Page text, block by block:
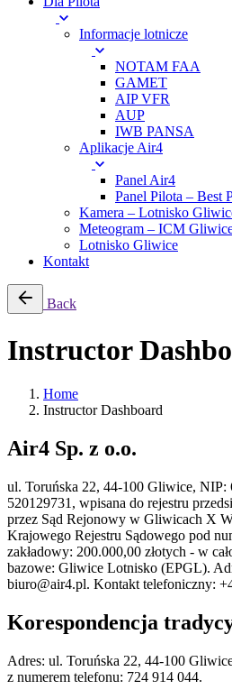
Informacje lotnicze
NOTAM FAA
GAMET
AIP VFR
AUP
IWB PANSA
Aplikacje Air4
Panel Air4
Panel Pilota – Best
Kamera – Lotnisko
Meteogram – ICM
Lotnisko Gliwice
Kontakt
Back
Instructor
Home
Instructor Dashboard
Air4 Sp. z o.o.
ul. Toruńska 22, 44-100 Gliwice,
520129731, wpisana do rejestru
przez Sąd Rejonowy w Gliwicach X
Krajowego Rejestru Sądowego pod
zakładowy: 200.000,00 złotych - w
bazowe: Gliwice Lotnisko (EPGL).
biuro@air4.pl. Kontakt telefoniczny:
Korespondencja
Adres: ul. Toruńska 22, 44-100
z numerem telefonu: 724 914 044.